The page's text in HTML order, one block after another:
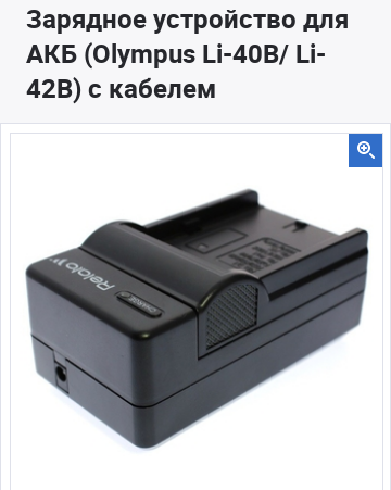
Зарядное устройство для
АКБ (Olympus Li-40B/ Li-
42B) с кабелем